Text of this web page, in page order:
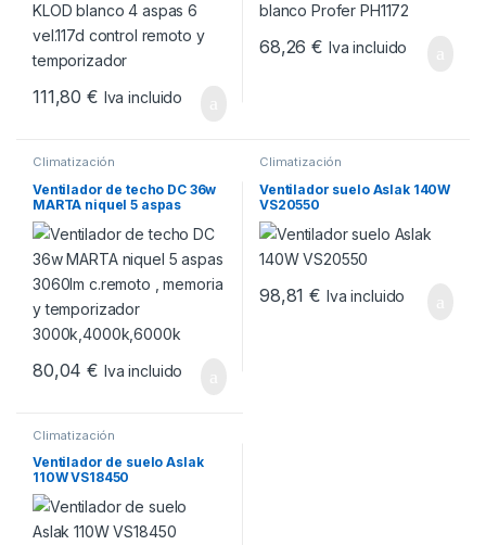
111,80€ Iva incluido
68,26€ Iva incluido
Climatización
Ventilador de techo DC 36w
MARTA niquel 5 aspas
3060lm c.remoto , memoria
y temporizador
3000k,4000k,6000k
80,04€ Iva incluido
Climatización
Ventilador suelo Aslak 140W
VS20550
98,81€ Iva incluido
Climatización
Ventilador de suelo Aslak
110W VS18450